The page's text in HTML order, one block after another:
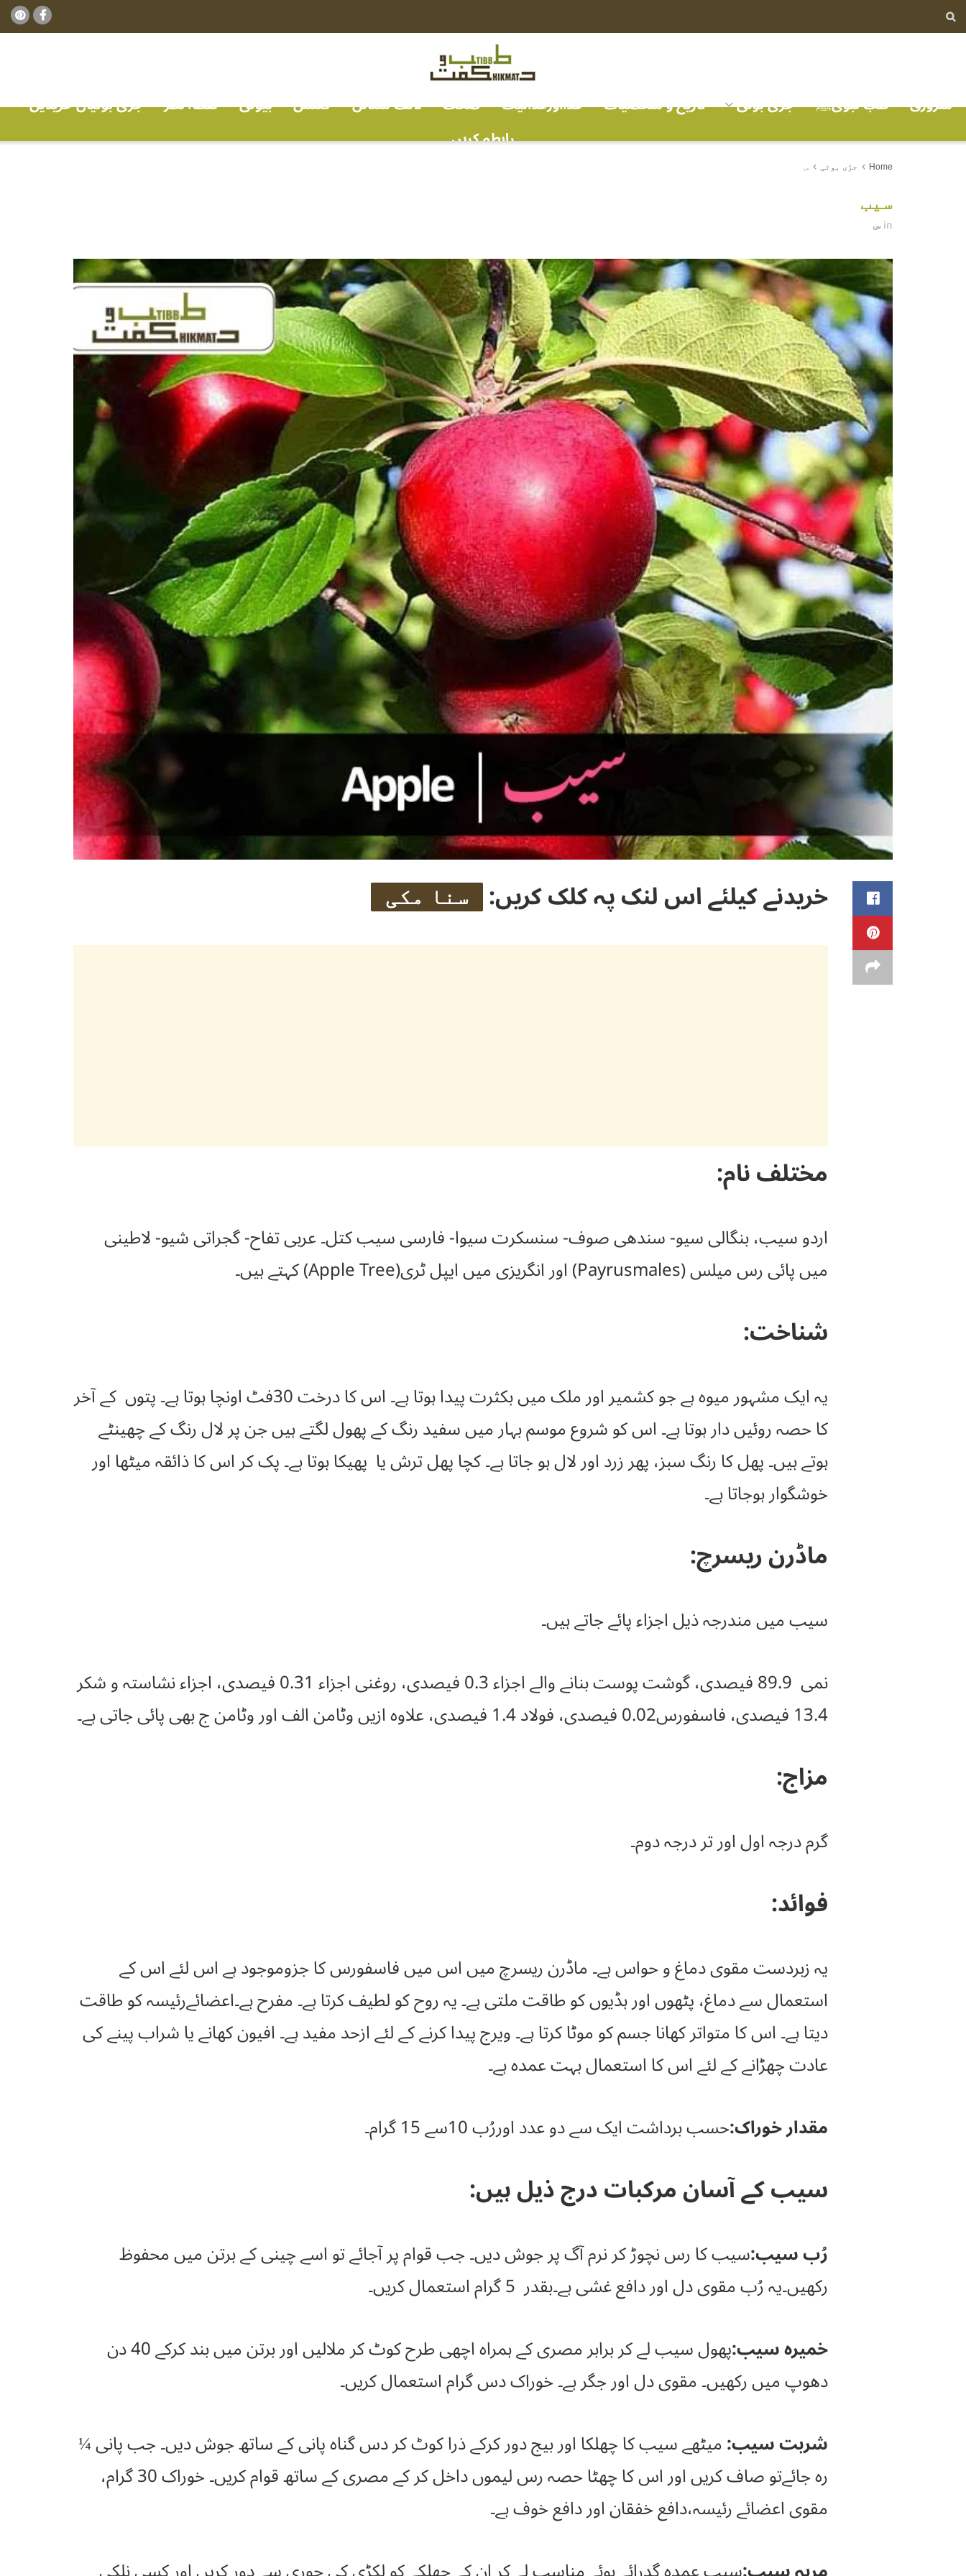
سرورق طب نبویﷺ جڑی بوٹی تاریخ و شخصیات غذااورغذائیت صحت لائف سٹائل فٹنس بیوٹی نقطہ نظر
جڑی بوٹیاں خریدیں
رابطہ کریں
Home جڑی بوٹی س
سیب
in س
خریدنے کیلئے اس لنک پہ کلک کریں: سنا مکی
مختلف نام:
اردو سیب، بنگالی سیو- سندھی صوف- سنسکرت سیوا- فارسی سیب کتل۔ عربی تفاح- گجراتی شیو- لاطینی
میں پائی رس میلس (Payrusmales) اور انگریزی میں ایپل ٹری(Apple Tree) کہتے ہیں۔
شناخت:
یہ ایک مشہور میوہ ہے جو کشمیر اور ملک میں بکثرت پیدا ہوتا ہے۔ اس کا درخت 30فٹ اونچا ہوتا ہے۔ پتوں کے آخر
کا حصہ روئیں دار ہوتا ہے۔ اس کو شروع موسم بہار میں سفید رنگ کے پھول لگتے ہیں جن پر لال رنگ کے چھینٹے
ہوتے ہیں۔ پھل کا رنگ سبز، پھر زرد اور لال ہو جاتا ہے۔ کچا پھل ترش یا پھیکا ہوتا ہے۔ پک کر اس کا ذائقہ میٹھا اور
خوشگوار ہوجاتا ہے۔
ماڈرن ریسرچ:
سیب میں مندرجہ ذیل اجزاء پائے جاتے ہیں۔
نمی 89.9 فیصدی، گوشت پوست بنانے والے اجزاء 0.3 فیصدی، روغنی اجزاء 0.31 فیصدی، اجزاء نشاستہ و شکر
13.4 فیصدی، فاسفورس0.02 فیصدی، فولاد 1.4 فیصدی، علاوہ ازیں وٹامن الف اور وٹامن ج بھی پائی جاتی ہے۔
مزاج:
گرم درجہ اول اور تر درجہ دوم۔
فوائد:
یہ زبردست مقوی دماغ و حواس ہے۔ ماڈرن ریسرچ میں اس میں فاسفورس کا جزوموجود ہے اس لئے اس کے
استعمال سے دماغ، پٹھوں اور ہڈیوں کو طاقت ملتی ہے۔ یہ روح کو لطیف کرتا ہے۔ مفرح ہے۔اعضائےرئیسہ کو طاقت
دیتا ہے۔ اس کا متواتر کھانا جسم کو موٹا کرتا ہے۔ ویرج پیدا کرنے کے لئے ازحد مفید ہے۔ افیون کھانے یا شراب پینے کی
عادت چھڑانے کے لئے اس کا استعمال بہت عمدہ ہے۔
مقدار خوراک:حسب برداشت ایک سے دو عدد اوررُب 10سے 15 گرام۔
سیب کے آسان مرکبات درج ذیل ہیں:
رُب سیب:سیب کا رس نچوڑ کر نرم آگ پر جوش دیں۔ جب قوام پر آجائے تو اسے چینی کے برتن میں محفوظ
رکھیں۔یہ رُب مقوی دل اور دافع غشی ہے۔بقدر 5 گرام استعمال کریں۔
خمیرہ سیب:
پھول سیب لے کر برابر مصری کے ہمراہ اچھی طرح کوٹ کر ملالیں اور برتن میں بند کرکے 40 دن
دھوپ میں رکھیں۔ مقوی دل اور جگر ہے۔ خوراک دس گرام استعمال کریں۔
شربت سیب:میٹھے سیب کا چھلکا اور بیج دور کرکے ذرا کوٹ کر دس گناہ پانی کے ساتھ جوش دیں۔ جب پانی ¼
رہ جائےتو صاف کریں اور اس کا چھٹا حصہ رس لیموں داخل کر کے مصری کے ساتھ قوام کریں۔ خوراک 30 گرام،
مقوی اعضائے رئیسہ،دافع خفقان اور دافع خوف ہے۔